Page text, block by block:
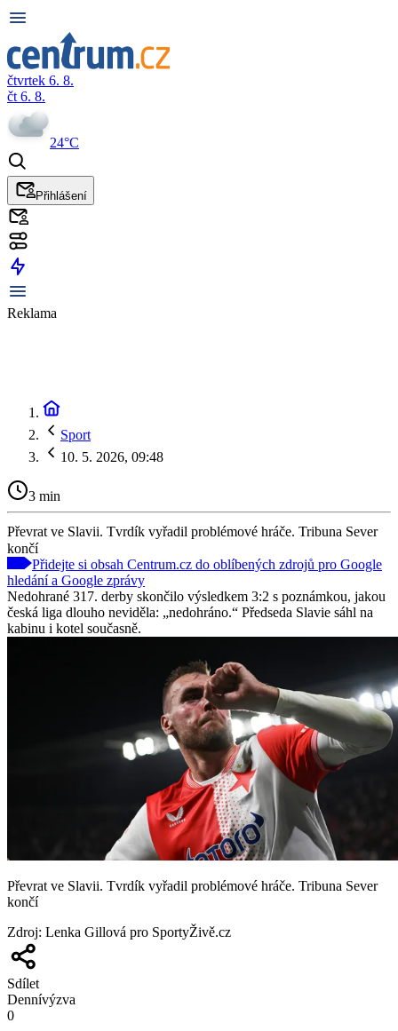
čtvrtek 6. 8.
čt 6. 8.
24°C
Přihlášení
Reklama
Sport
10. 5. 2026, 09:48
3 min
Převrat ve Slavii. Tvrdík vyřadil problémové hráče. Tribuna Sever
končí
Přidejte si obsah Centrum.cz do oblíbených zdrojů pro Google
hledání a Google zprávy
Nedohrané 317. derby skončilo výsledkem 3:2 s poznámkou, jakou
česká liga dlouho neviděla: „nedohráno.“ Předseda Slavie sáhl na
kabinu i kotel současně.
Převrat ve Slavii. Tvrdík vyřadil problémové hráče. Tribuna Sever
končí
Zdroj: Lenka Gillová pro SportyŽivě.cz
Sdílet
Dennívýzva
0